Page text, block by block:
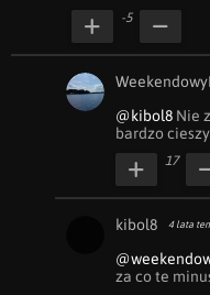
-5
@kibol8 Nie
bardzo
17
kibol8 4 lata
za co te